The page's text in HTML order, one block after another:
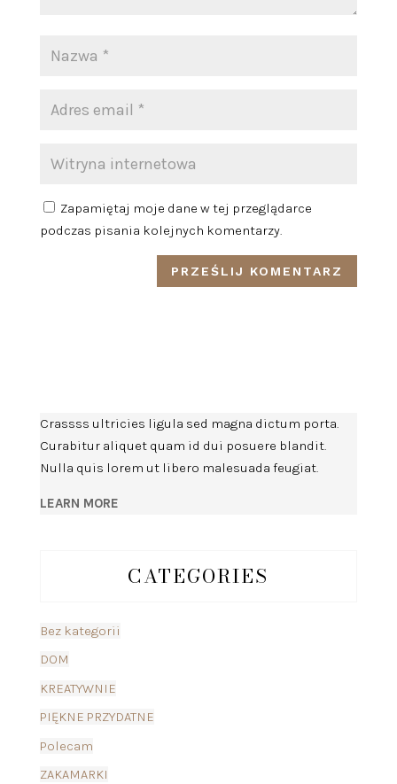
Zapamiętaj moje dane w tej przeglądarce
podczas pisania kolejnych komentarzy.
Crassss ultricies ligula sed magna dictum porta.
Curabitur aliquet quam id dui posuere blandit.
Nulla quis lorem ut libero malesuada feugiat.
LEARN MORE
CATEGORIES
Bez kategorii
DOM
KREATYWNIE
PIĘKNE PRZYDATNE
Polecam
ZAKAMARKI